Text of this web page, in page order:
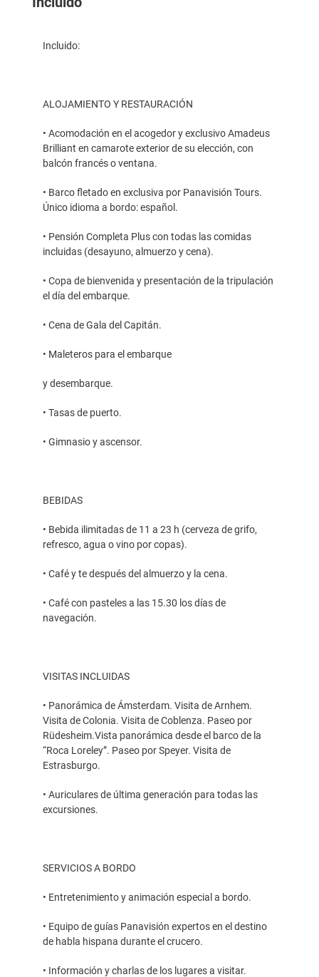
Incluido:
ALOJAMIENTO Y RESTAURACIÓN
• Acomodación en el acogedor y exclusivo Amadeus
Brilliant en camarote exterior de su elección, con
balcón francés o ventana.
• Barco fletado en exclusiva por Panavisión Tours.
Único idioma a bordo: español.
• Pensión Completa Plus con todas las comidas
incluidas (desayuno, almuerzo y cena).
• Copa de bienvenida y presentación de la tripulación
el día del embarque.
• Cena de Gala del Capitán.
• Maleteros para el embarque
y desembarque.
• Tasas de puerto.
• Gimnasio y ascensor.
BEBIDAS
• Bebida ilimitadas de 11 a 23 h (cerveza de grifo,
refresco, agua o vino por copas).
• Café y te después del almuerzo y la cena.
• Café con pasteles a las 15.30 los días de
navegación.
VISITAS INCLUIDAS
• Panorámica de Ámsterdam. Visita de Arnhem.
Visita de Colonia. Visita de Coblenza. Paseo por
Rüdesheim.Vista panorámica desde el barco de la
“Roca Loreley”. Paseo por Speyer. Visita de
Estrasburgo.
• Auriculares de última generación para todas las
excursiones.
SERVICIOS A BORDO
• Entretenimiento y animación especial a bordo.
• Equipo de guías Panavisión expertos en el destino
de habla hispana durante el crucero.
• Información y charlas de los lugares a visitar.